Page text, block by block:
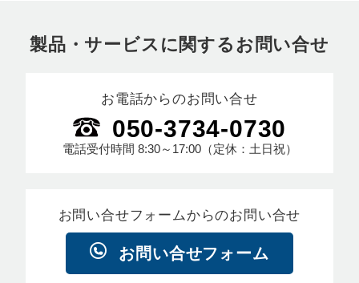
製品・サービスに関するお問い合せ
お電話からのお問い合せ
050-3734-0730
電話受付時間 8:30～17:00（定休：土日祝）
お問い合せフォームからのお問い合せ
お問い合せフォーム